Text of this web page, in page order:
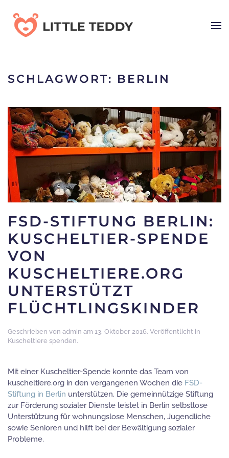
Skip
to
SCHLAGWORT: BERLIN
FSD-STIFTUNG BERLIN:
KUSCHELTIER-SPENDE
VON
KUSCHELTIERE.ORG
UNTERSTÜTZT
FLÜCHTLINGSKINDER
Geschrieben von admin am 13. Oktober 2016. Veröffentlicht in
Kuscheltiere spenden.
Mit einer Kuscheltier-Spende konnte das Team von
kuscheltiere.org in den vergangenen Wochen die FSD-
Stiftung in Berlin unterstützen. Die gemeinnützige Stiftung
zur Förderung sozialer Dienste leistet in Berlin selbstlose
Unterstützung für wohnungslose Menschen, Jugendliche
sowie Senioren und hilft bei der Bewältigung sozialer
Probleme.